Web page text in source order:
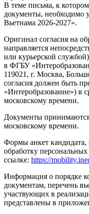
В теме письма, к
документы, необходимо
Вьетнама 2026-2027».
Оригинал согласия на
направляется
или курьерской службой)
в ФГБУ
119021, г. Москва,
согласия должен быть
«Интеробразование») в
московскому времени.
Документы
московскому времени.
Формы анкет кандидата,
обработку
ссылке: https://
Информация о порядке
документам, перечень
участвующих в
представлены в